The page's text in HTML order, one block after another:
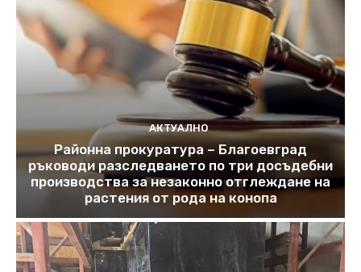
АКТУАЛНО
Районна прокуратура – Благоевград
ръководи разследването по три досъдебни
производства за незаконно отглеждане на
растения от рода на конопа